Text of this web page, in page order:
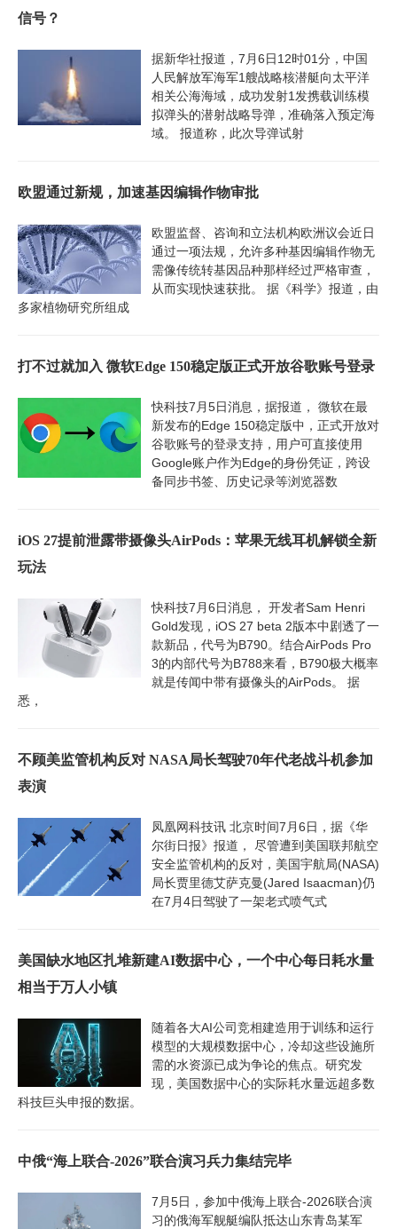
信号？
据新华社报道，7月6日12时01分，中国
人民解放军海军1艘战略核潜艇向太平洋
相关公海海域，成功发射1发携载训练模
拟弹头的潜射战略导弹，准确落入预定海
域。 报道称，此次导弹试射
欧盟通过新规，加速基因编辑作物审批
欧盟监督、咨询和立法机构欧洲议会近日
通过一项法规，允许多种基因编辑作物无
需像传统转基因品种那样经过严格审查，
从而实现快速获批。 据《科学》报道，由
多家植物研究所组成
打不过就加入 微软Edge 150稳定版正式开放谷歌账号登录
快科技7月5日消息，据报道， 微软在最
新发布的Edge 150稳定版中，正式开放对
谷歌账号的登录支持，用户可直接使用
Google账户作为Edge的身份凭证，跨设
备同步书签、历史记录等浏览器数
iOS 27提前泄露带摄像头AirPods：苹果无线耳机解锁全新
玩法
快科技7月6日消息， 开发者Sam Henri
Gold发现，iOS 27 beta 2版本中剧透了一
款新品，代号为B790。结合AirPods Pro
3的内部代号为B788来看，B790极大概率
就是传闻中带有摄像头的AirPods。 据
悉，
不顾美监管机构反对 NASA局长驾驶70年代老战斗机参加
表演
凤凰网科技讯 北京时间7月6日，据《华
尔街日报》报道， 尽管遭到美国联邦航空
安全监管机构的反对，美国宇航局(NASA)
局长贾里德艾萨克曼(Jared Isaacman)仍
在7月4日驾驶了一架老式喷气式
美国缺水地区扎堆新建AI数据中心，一个中心每日耗水量
相当于万人小镇
随着各大AI公司竞相建造用于训练和运行
模型的大规模数据中心，冷却这些设施所
需的水资源已成为争论的焦点。研究发
现，美国数据中心的实际耗水量远超多数
科技巨头申报的数据。
中俄“海上联合-2026”联合演习兵力集结完毕
7月5日，参加中俄海上联合-2026联合演
习的俄海军舰艇编队抵达山东青岛某军